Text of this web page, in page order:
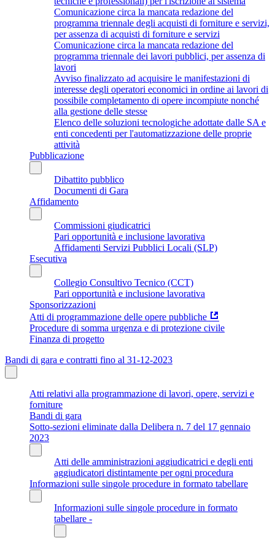
Comunicazione circa la mancata redazione del
programma triennale degli acquisti di forniture e servizi,
per assenza di acquisti di forniture e servizi
Comunicazione circa la mancata redazione del
programma triennale dei lavori pubblici, per assenza di
lavori
Avviso finalizzato ad acquisire le manifestazioni di
interesse degli operatori economici in ordine ai lavori di
possibile completamento di opere incompiute nonché
alla gestione delle stesse
Elenco delle soluzioni tecnologiche adottate dalle SA e
enti concedenti per l'automatizzazione delle proprie
attività
Pubblicazione
Dibattito pubblico
Documenti di Gara
Affidamento
Commissioni giudicatrici
Pari opportunità e inclusione lavorativa
Affidamenti Servizi Pubblici Locali (SLP)
Esecutiva
Collegio Consultivo Tecnico (CCT)
Pari opportunità e inclusione lavorativa
Sponsorizzazioni
Atti di programmazione delle opere pubbliche
Procedure di somma urgenza e di protezione civile
Finanza di progetto
Bandi di gara e contratti fino al 31-12-2023
Atti relativi alla programmazione di lavori, opere, servizi e
forniture
Bandi di gara
Sotto-sezioni eliminate dalla Delibera n. 7 del 17 gennaio
2023
Atti delle amministrazioni aggiudicatrici e degli enti
aggiudicatori distintamente per ogni procedura
Informazioni sulle singole procedure in formato tabellare
Informazioni sulle singole procedure in formato
tabellare -